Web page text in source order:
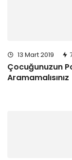
13 Mart 2019
Çocuğunuzun
Aramamalısınız